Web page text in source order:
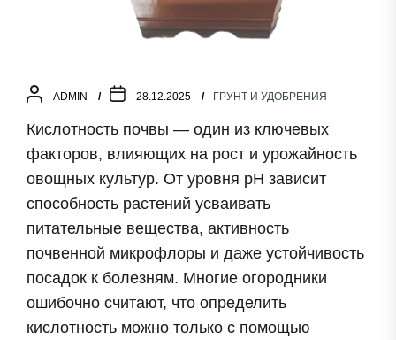
ADMIN 28.12.2025 ГРУНТ И УДОБРЕНИЯ
Кислотность почвы — один из ключевых
факторов, влияющих на рост и урожайность
овощных культур. От уровня pH зависит
способность растений усваивать
питательные вещества, активность
почвенной микрофлоры и даже устойчивость
посадок к болезням. Многие огородники
ошибочно считают, что определить
кислотность можно только с помощью